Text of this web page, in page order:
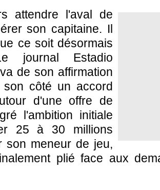
attendre l'aval de
son capitaine. Il
ce soit désormais
journal Estadio
de son affirmation
côté un accord
d'une offre de
l'ambition initiale
25 à 30 millions
son meneur de jeu,
plié face aux